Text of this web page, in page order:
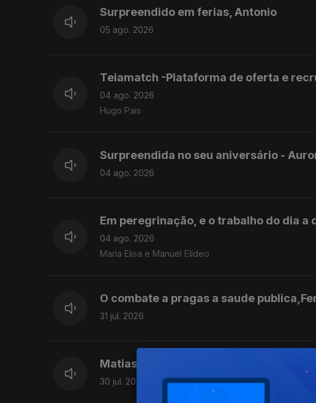
Surpreendido em ferias, Antonio
05 ago. 2026
Teiamatch -Plataforma de oferta e
04 ago. 2026
Hugo Pais
Surpreendida no seu aniversário -
04 ago. 2026
Em peregrinação, e o trabalho do dia a
04 ago. 2026
Maria Elisa e Manuel Elídeo
O combate a pragas a saude
31 jul. 2026
Matias Neves-os acessos à aldeia, as
30 jul. 2026